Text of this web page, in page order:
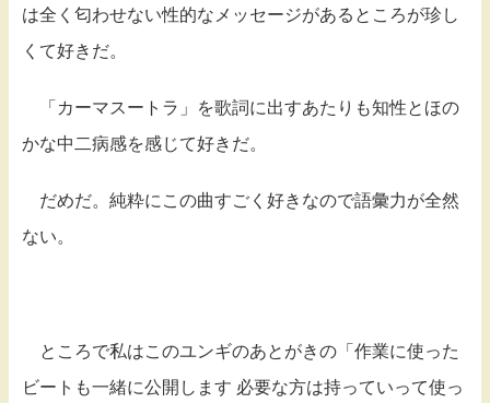
は全く匂わせない性的なメッセージがあるところが珍し
くて好きだ。
「カーマスートラ」を歌詞に出すあたりも知性とほの
かな中二病感を感じて好きだ。
だめだ。純粋にこの曲すごく好きなので語彙力が全然
ない。
ところで私はこのユンギのあとがきの「作業に使った
ビートも一緒に公開します 必要な方は持っていって使っ